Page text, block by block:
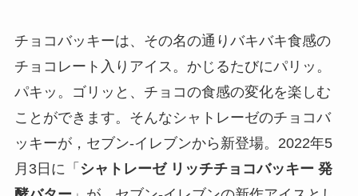
チョコバッキーは、その名の通りバキバキ食感の
チョコレート入りアイス。かじるたびにパリッ。
パキッ。ゴリッと、チョコの食感の変化を楽しむ
ことができます。そんなシャトレーゼのチョコバ
ッキーが，セブン-イレブンから新登場。2022年5
月3日に「 シャトレーゼ リッチチョコバッキー 発